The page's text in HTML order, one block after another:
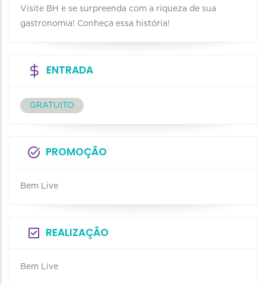
Visite BH e se surpreenda com a riqueza de sua
gastronomia! Conheça essa história!
ENTRADA
GRATUITO
PROMOÇÃO
Bem Live
REALIZAÇÃO
Bem Live